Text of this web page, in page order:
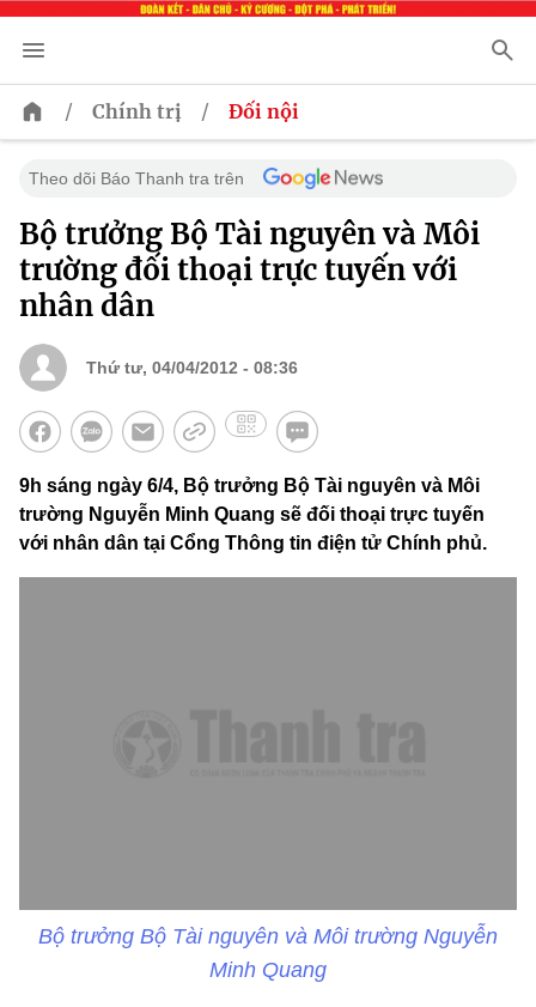
/ Chính trị / Đối nội
Theo dõi Báo Thanh tra trên
Bộ trưởng Bộ Tài nguyên và Môi
trường đối thoại trực tuyến với
nhân dân
Thứ tư, 04/04/2012 - 08:36
9h sáng ngày 6/4, Bộ trưởng Bộ Tài nguyên và Môi
trường Nguyễn Minh Quang sẽ đối thoại trực tuyến
với nhân dân tại Cổng Thông tin điện tử Chính phủ.
Bộ trưởng Bộ Tài nguyên và Môi trường Nguyễn
Minh Quang